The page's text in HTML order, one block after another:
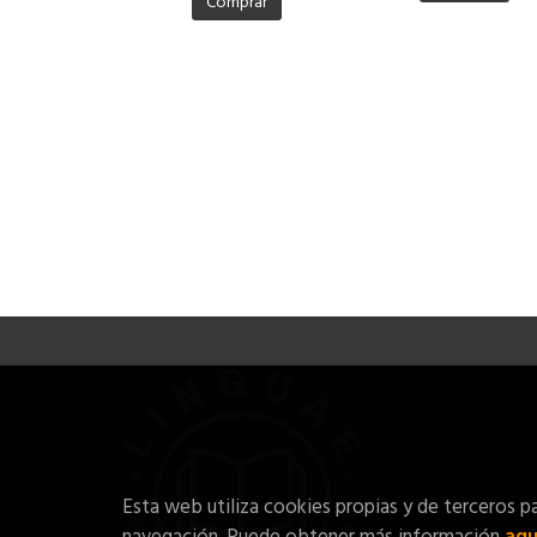
Esta web utiliza cookies propias y de terceros